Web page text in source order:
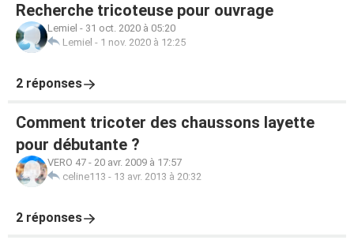
Recherche tricoteuse pour ouvrage
Lemiel - 31 oct. 2020 à 05:20
Lemiel - 1 nov. 2020 à 12:25
2 réponses
Comment tricoter des chaussons layette
pour débutante ?
VERO 47 - 20 avr. 2009 à 17:57
celine113 - 13 avr. 2013 à 20:32
2 réponses